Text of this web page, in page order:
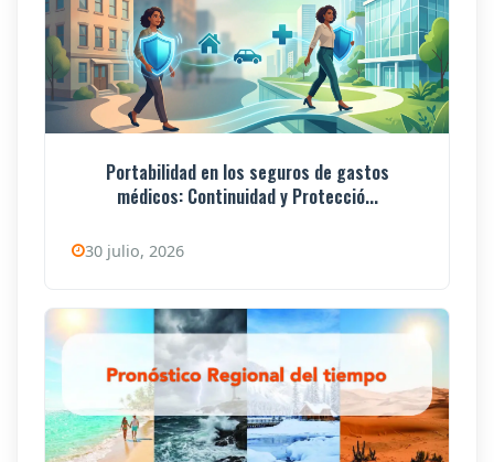
Portabilidad en los seguros de gastos
médicos: Continuidad y Protecció...
30 julio, 2026